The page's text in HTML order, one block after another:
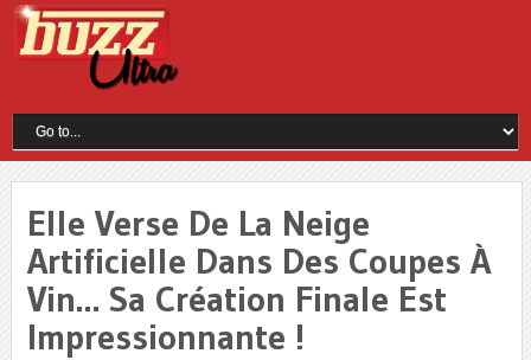
Elle Verse De La Neige
Artificielle Dans Des Coupes À
Vin… Sa Création Finale Est
Impressionnante !